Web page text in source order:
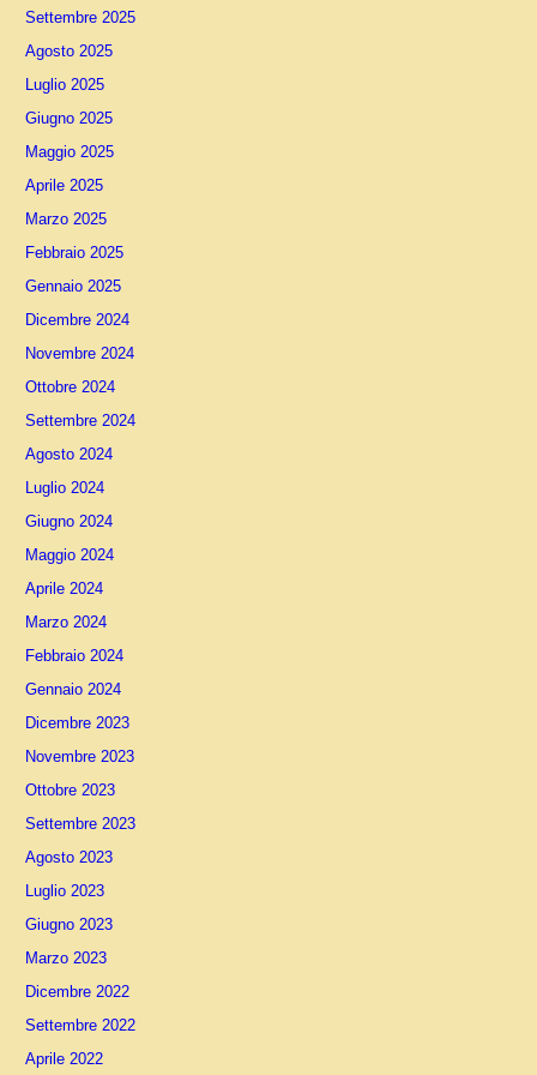
Settembre 2025
Agosto 2025
Luglio 2025
Giugno 2025
Maggio 2025
Aprile 2025
Marzo 2025
Febbraio 2025
Gennaio 2025
Dicembre 2024
Novembre 2024
Ottobre 2024
Settembre 2024
Agosto 2024
Luglio 2024
Giugno 2024
Maggio 2024
Aprile 2024
Marzo 2024
Febbraio 2024
Gennaio 2024
Dicembre 2023
Novembre 2023
Ottobre 2023
Settembre 2023
Agosto 2023
Luglio 2023
Giugno 2023
Marzo 2023
Dicembre 2022
Settembre 2022
Aprile 2022